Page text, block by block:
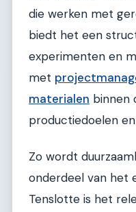
die werken met
biedt het een
experimenten en
met
materialen binnen
productiedoelen
Zo wordt
onderdeel van het
Tenslotte is het